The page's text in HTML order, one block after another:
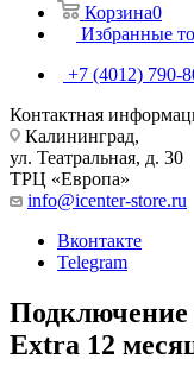
Корзина0
Избранные
+7 (4012) 790-
Контактная
Калининград,
ул. Театральная, д. 30
ТРЦ «Европа»
info@icenter-store.ru
Вконтакте
Telegram
Подключение
Extra 12